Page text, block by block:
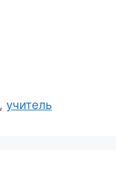
,учитель